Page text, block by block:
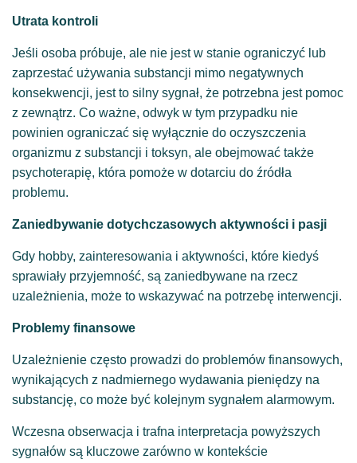
Utrata kontroli
Jeśli osoba próbuje, ale nie jest w stanie ograniczyć lub
zaprzestać używania substancji mimo negatywnych
konsekwencji, jest to silny sygnał, że potrzebna jest pomoc
z zewnątrz. Co ważne, odwyk w tym przypadku nie
powinien ograniczać się wyłącznie do oczyszczenia
organizmu z substancji i toksyn, ale obejmować także
psychoterapię, która pomoże w dotarciu do źródła
problemu.
Zaniedbywanie dotychczasowych aktywności i pasji
Gdy hobby, zainteresowania i aktywności, które kiedyś
sprawiały przyjemność, są zaniedbywane na rzecz
uzależnienia, może to wskazywać na potrzebę interwencji.
Problemy finansowe
Uzależnienie często prowadzi do problemów finansowych,
wynikających z nadmiernego wydawania pieniędzy na
substancję, co może być kolejnym sygnałem alarmowym.
Wczesna obserwacja i trafna interpretacja powyższych
sygnałów są kluczowe zarówno w kontekście